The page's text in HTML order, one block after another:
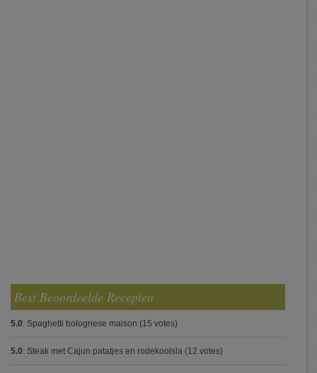
Best Beoordeelde Recepten
5.0: Spaghetti bolognese maison (15 votes)
5.0: Steak met Cajun patatjes en rodekoolsla (12 votes)